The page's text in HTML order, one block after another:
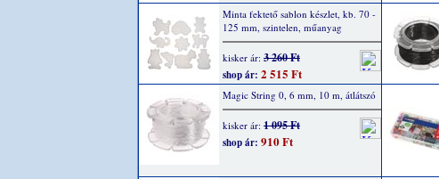
Minta fektető sablon készlet, kb. 70 -
125 mm, szintelen, műanyag
kisker ár: 3 260 Ft
shop ár: 2 515 Ft
Magic String 0, 6 mm, 10 m, átlátszó
kisker ár: 1 095 Ft
shop ár: 910 Ft